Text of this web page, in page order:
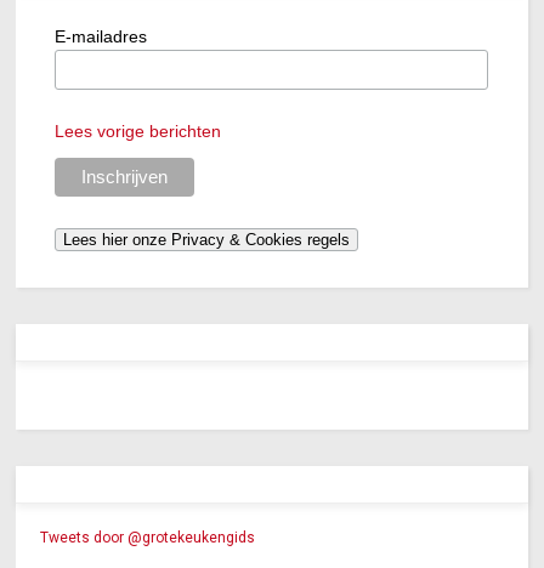
E-mailadres
Lees vorige berichten
Tweets door @grotekeukengids